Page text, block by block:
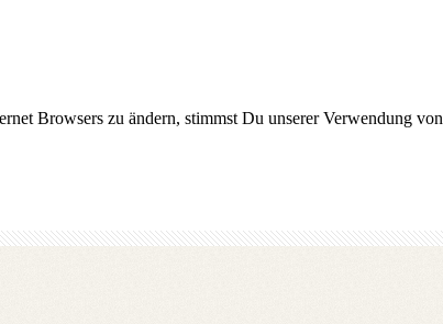
Browsers zu ändern, stimmst Du unserer Verwendung von